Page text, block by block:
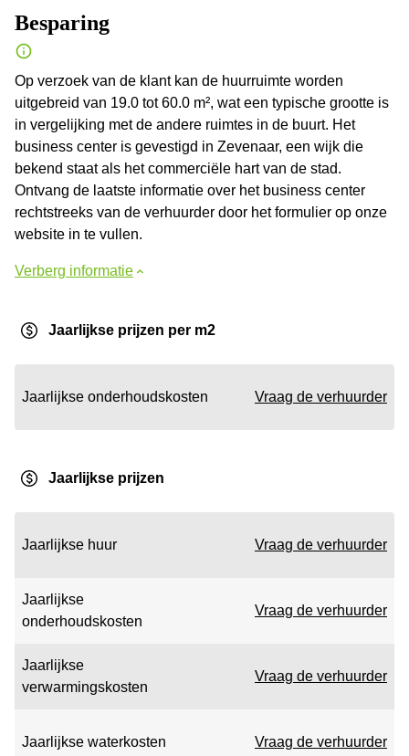
Besparing
Op verzoek van de klant kan de huurruimte worden
uitgebreid van 19.0 tot 60.0 m², wat een typische grootte is
in vergelijking met de andere ruimtes in de buurt. Het
business center is gevestigd in Zevenaar, een wijk die
bekend staat als het commerciële hart van de stad.
Ontvang de laatste informatie over het business center
rechtstreeks van de verhuurder door het formulier op onze
website in te vullen.
Verberg informatie
Jaarlijkse prijzen per m2
Jaarlijkse onderhoudskosten Vraag de verhuurder
Jaarlijkse prijzen
Jaarlijkse huur Vraag de verhuurder
Jaarlijkse
onderhoudskosten
Vraag de verhuurder
Jaarlijkse
verwarmingskosten
Vraag de verhuurder
Jaarlijkse waterkosten Vraag de verhuurder